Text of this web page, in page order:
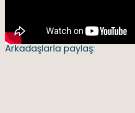
Arkadaşlarla paylaş: